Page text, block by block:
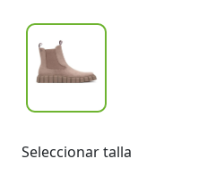
Seleccionar talla